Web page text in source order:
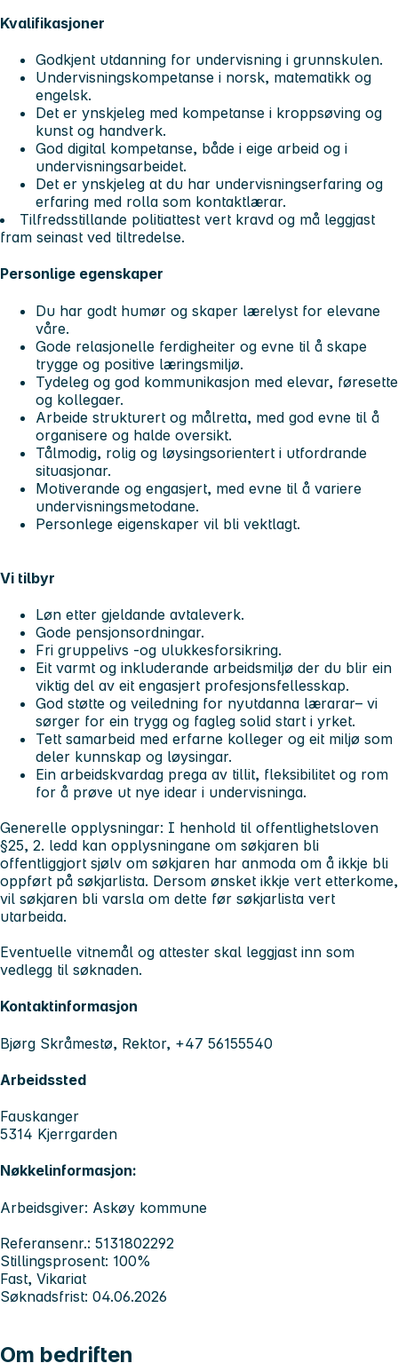
Kvalifikasjoner
Godkjent utdanning for undervisning i grunnskulen.
Undervisningskompetanse i norsk, matematikk og
engelsk.
Det er ynskjeleg med kompetanse i kroppsøving og
kunst og handverk.
God digital kompetanse, både i eige arbeid og i
undervisningsarbeidet.
Det er ynskjeleg at du har undervisningserfaring og
erfaring med rolla som kontaktlærar.
Tilfredsstillande politiattest vert kravd og må leggjast
fram seinast ved tiltredelse.
Personlige egenskaper
Du har godt humør og skaper lærelyst for elevane
våre.
Gode relasjonelle ferdigheiter og evne til å skape
trygge og positive læringsmiljø.
Tydeleg og god kommunikasjon med elevar, føresette
og kollegaer.
Arbeide strukturert og målretta, med god evne til å
organisere og halde oversikt.
Tålmodig, rolig og løysingsorientert i utfordrande
situasjonar.
Motiverande og engasjert, med evne til å variere
undervisningsmetodane.
Personlege eigenskaper vil bli vektlagt.
Vi tilbyr
Løn etter gjeldande avtaleverk.
Gode pensjonsordningar.
Fri gruppelivs -og ulukkesforsikring.
Eit varmt og inkluderande arbeidsmiljø der du blir ein
viktig del av eit engasjert profesjonsfellesskap.
God støtte og veiledning for nyutdanna lærarar– vi
sørger for ein trygg og fagleg solid start i yrket.
Tett samarbeid med erfarne kolleger og eit miljø som
deler kunnskap og løysingar.
Ein arbeidskvardag prega av tillit, fleksibilitet og rom
for å prøve ut nye idear i undervisninga.
Generelle opplysningar: I henhold til offentlighetsloven
§25, 2. ledd kan opplysningane om søkjaren bli
offentliggjort sjølv om søkjaren har anmoda om å ikkje bli
oppført på søkjarlista. Dersom ønsket ikkje vert etterkome,
vil søkjaren bli varsla om dette før søkjarlista vert
utarbeida.
Eventuelle vitnemål og attester skal leggjast inn som
vedlegg til søknaden.
Kontaktinformasjon
Bjørg Skråmestø, Rektor, +47 56155540
Arbeidssted
Fauskanger
5314 Kjerrgarden
Nøkkelinformasjon:
Arbeidsgiver: Askøy kommune
Referansenr.: 5131802292
Stillingsprosent: 100%
Fast, Vikariat
Søknadsfrist: 04.06.2026
Om bedriften